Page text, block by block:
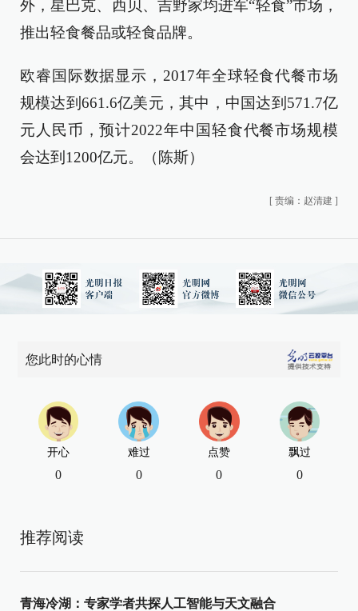
外，星巴克、西贝、吉野家均进军“轻食”市场，
推出轻食餐品或轻食品牌。
欧睿国际数据显示，2017年全球轻食代餐市场
规模达到661.6亿美元，其中，中国达到571.7亿
元人民币，预计2022年中国轻食代餐市场规模
会达到1200亿元。（陈斯）
[ 责编：赵清建 ]
您此时的心情
开心
0
难过
0
点赞
0
飘过
0
推荐阅读
青海冷湖：专家学者共探人工智能与天文融合